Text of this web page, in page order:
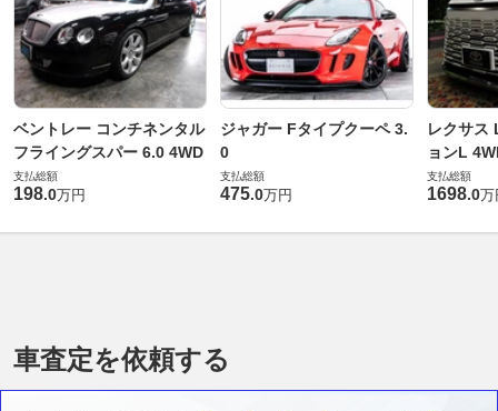
ベントレー コンチネンタル
フライングスパー 6.0 4WD
支払総額
198.0万円
ジャガー Fタイプクーペ 3.
0
支払総額
475.0万円
レクサス
ョンL
支払総額
1698.0万
車査定を依頼する